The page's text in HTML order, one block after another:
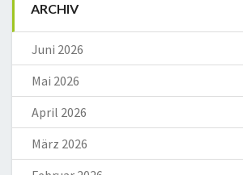
ARCHIV
Juni 2026
Mai 2026
April 2026
März 2026